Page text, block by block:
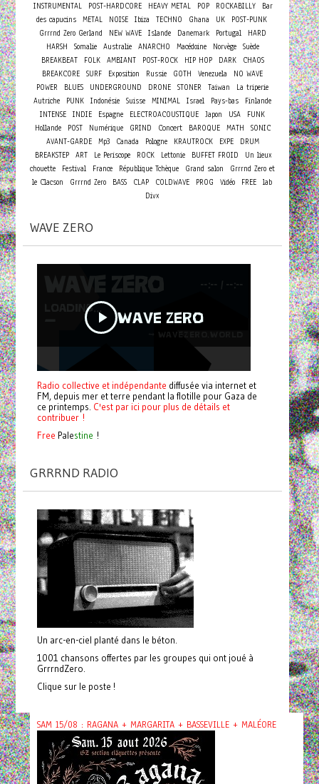
INSTRUMENTAL
POST-HARDCORE HEAVY METAL POP ROCKABILLY
Bar
des capucins METAL NOISE Ibiza TECHNO Ghana UK
POST-PUNK
Grrrnd Zero Gerland
NEW WAVE Islande Danemark Portugal
HARD
HARSH
Somalie Australie ANARCHO Macédoine Norvège
Suède
BREAKBEAT
FOLK AMBIANT POST-ROCK HIP HOP DARK
CHAOS
BREAKCORE SURF Exposition Russie GOTH Venezuela
NO WAVE
POWER
BLUES UNDERGROUND DRONE STONER Taiwan
La triperie
Autriche
PUNK Indonésie Suisse MINIMAL Israel Pays-bas
Finlande
INTENSE INDIE Espagne ELECTROACOUSTIQUE Japon USA
FUNK
Hollande
POST Numérique GRIND Concert BAROQUE MATH
SONIC
AVANT-GARDE
Mp3 Canada Pologne KRAUTROCK EXPE
DRUM
BREAKSTEP
ART Le Periscope ROCK Lettonie BUFFET FROID
Un lieux
chouette
Festival France République Tchèque Grand salon
Grrrnd Zero et
le Clacson
Grrrnd Zero BASS CLAP COLDWAVE PROG Vidéo FREE
lab
Divx
WAVE ZERO
Radio collective et indépendante diffusée via internet et
FM, depuis mer et terre pendant la flotille pour Gaza de
ce printemps. C'est par ici pour plus de détails et
contribuer !
Free Palestine !
GRRRND RADIO
Un arc-en-ciel planté dans le béton.
1001 chansons offertes par les groupes qui ont joué à
GrrrndZero.
Clique sur le poste !
SAM 15/08 : RAGANA + MARGARITA + BASSEVILLE + MALÉORE